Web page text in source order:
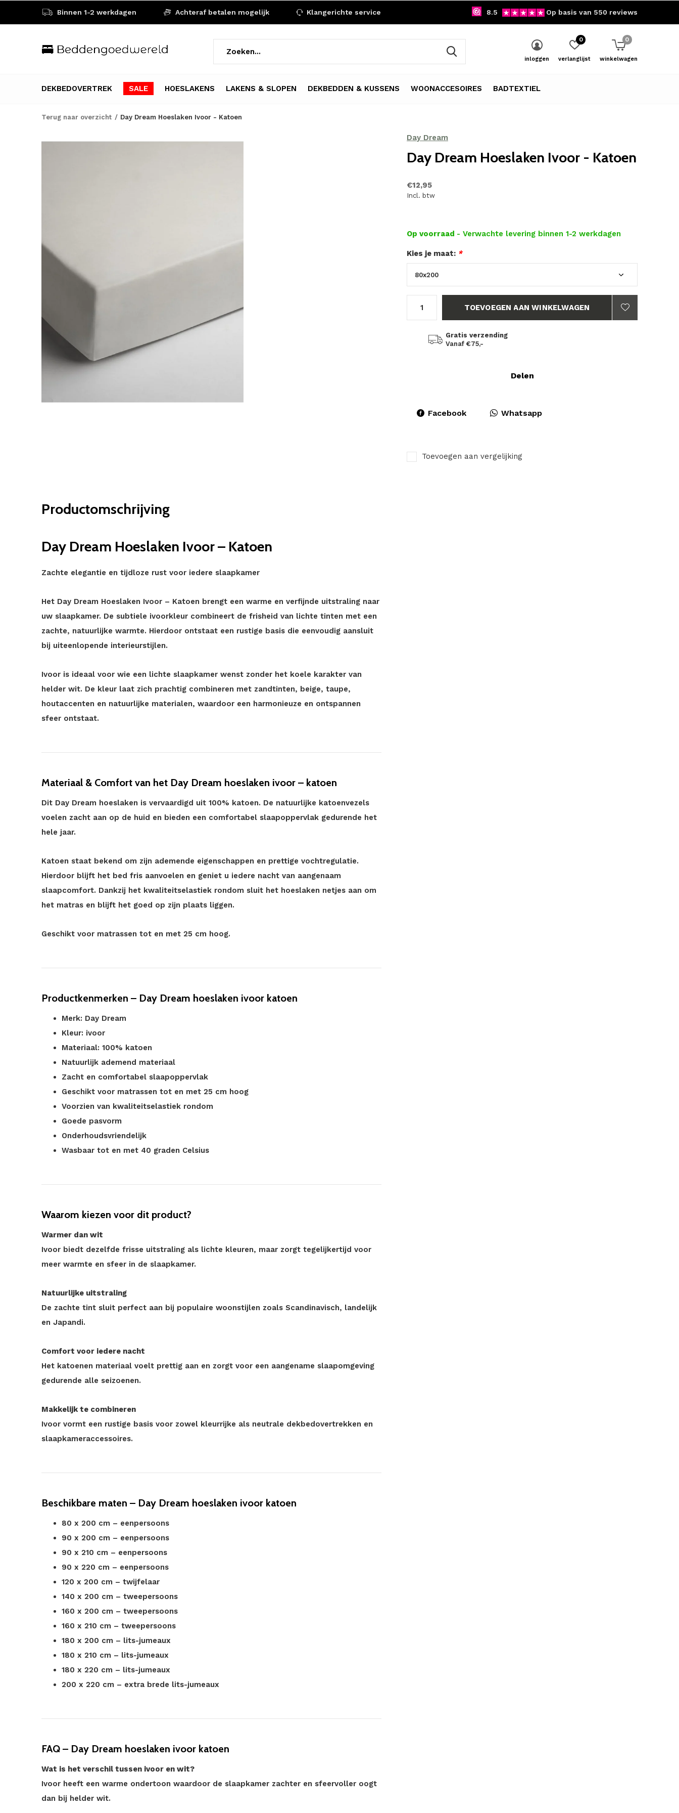
DEKBEDOVERTREK SALE HOESLAKENS LAKENS & SLOPEN DEKBEDDEN & KUSSENS WOONACCESOIRES BADTEXTIEL
inloggen verlanglijst
0
winkelwagen
0
Binnen 1-2 werkdagen Achteraf betalen mogelijk Klangerichte service 8.5 Op basis van 550 reviews
Terug naar overzicht Day Dream Hoeslaken Ivoor - Katoen
Day Dream
Day Dream Hoeslaken Ivoor - Katoen
€12,95
Incl. btw
Op voorraad - Verwachte levering binnen 1-2 werkdagen
Kies je maat: *
TOEVOEGEN AAN WINKELWAGEN
Gratis verzending
Vanaf €75,-
Delen
Facebook Whatsapp
Toevoegen aan vergelijking
Productomschrijving
Day Dream Hoeslaken Ivoor – Katoen
Zachte elegantie en tijdloze rust voor iedere slaapkamer
Het Day Dream Hoeslaken Ivoor – Katoen brengt een warme en verfijnde uitstraling naar
uw slaapkamer. De subtiele ivoorkleur combineert de frisheid van lichte tinten met een
zachte, natuurlijke warmte. Hierdoor ontstaat een rustige basis die eenvoudig aansluit
bij uiteenlopende interieurstijlen.
Ivoor is ideaal voor wie een lichte slaapkamer wenst zonder het koele karakter van
helder wit. De kleur laat zich prachtig combineren met zandtinten, beige, taupe,
houtaccenten en natuurlijke materialen, waardoor een harmonieuze en ontspannen
sfeer ontstaat.
Materiaal & Comfort van het Day Dream hoeslaken ivoor – katoen
Dit Day Dream hoeslaken is vervaardigd uit 100% katoen. De natuurlijke katoenvezels
voelen zacht aan op de huid en bieden een comfortabel slaapoppervlak gedurende het
hele jaar.
Katoen staat bekend om zijn ademende eigenschappen en prettige vochtregulatie.
Hierdoor blijft het bed fris aanvoelen en geniet u iedere nacht van aangenaam
slaapcomfort. Dankzij het kwaliteitselastiek rondom sluit het hoeslaken netjes aan om
het matras en blijft het goed op zijn plaats liggen.
Geschikt voor matrassen tot en met 25 cm hoog.
Productkenmerken – Day Dream hoeslaken ivoor katoen
Merk: Day Dream
Kleur: ivoor
Materiaal: 100% katoen
Natuurlijk ademend materiaal
Zacht en comfortabel slaapoppervlak
Geschikt voor matrassen tot en met 25 cm hoog
Voorzien van kwaliteitselastiek rondom
Goede pasvorm
Onderhoudsvriendelijk
Wasbaar tot en met 40 graden Celsius
Waarom kiezen voor dit product?
Warmer dan wit
Ivoor biedt dezelfde frisse uitstraling als lichte kleuren, maar zorgt tegelijkertijd voor
meer warmte en sfeer in de slaapkamer.
Natuurlijke uitstraling
De zachte tint sluit perfect aan bij populaire woonstijlen zoals Scandinavisch, landelijk
en Japandi.
Comfort voor iedere nacht
Het katoenen materiaal voelt prettig aan en zorgt voor een aangename slaapomgeving
gedurende alle seizoenen.
Makkelijk te combineren
Ivoor vormt een rustige basis voor zowel kleurrijke als neutrale dekbedovertrekken en
slaapkameraccessoires.
Beschikbare maten – Day Dream hoeslaken ivoor katoen
80 x 200 cm – eenpersoons
90 x 200 cm – eenpersoons
90 x 210 cm – eenpersoons
90 x 220 cm – eenpersoons
120 x 200 cm – twijfelaar
140 x 200 cm – tweepersoons
160 x 200 cm – tweepersoons
160 x 210 cm – tweepersoons
180 x 200 cm – lits-jumeaux
180 x 210 cm – lits-jumeaux
180 x 220 cm – lits-jumeaux
200 x 220 cm – extra brede lits-jumeaux
FAQ – Day Dream hoeslaken ivoor katoen
Wat is het verschil tussen ivoor en wit?
Ivoor heeft een warme ondertoon waardoor de slaapkamer zachter en sfeervoller oogt
dan bij helder wit.